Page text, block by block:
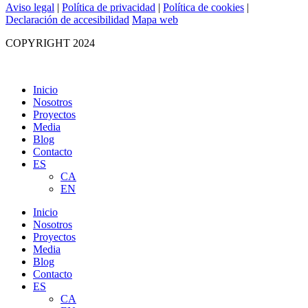
Aviso legal | Política de privacidad | Política de cookies |
Declaración de accesibilidad Mapa web
COPYRIGHT 2024
Inicio
Nosotros
Proyectos
Media
Blog
Contacto
ES
CA
EN
Inicio
Nosotros
Proyectos
Media
Blog
Contacto
ES
CA